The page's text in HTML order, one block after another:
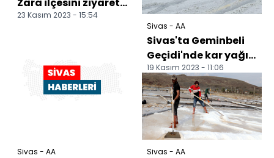
etti
23 Kasım 2023 - 15:54
Sivas - AA
Sivas - AA
Sivas'ta Geminbeli
Geçidi'nde kar yağışı
etkili oluyor
19 Kasım 2023 - 11:06
Sivas - AA